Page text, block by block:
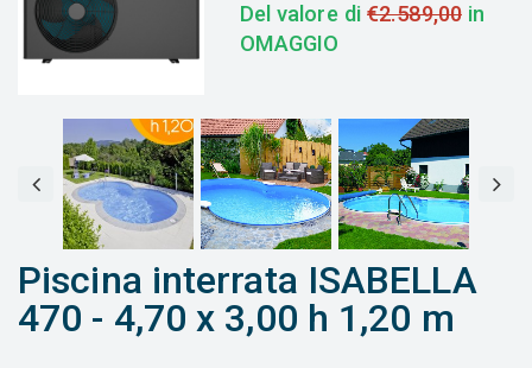
Del valore di€2.589,00in
OMAGGIO
Piscina interrata ISABELLA
470 - 4,70 x 3,00 h 1,20 m